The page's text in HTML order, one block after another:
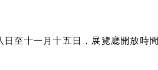
至十一月十五日，展覽廳開放時間